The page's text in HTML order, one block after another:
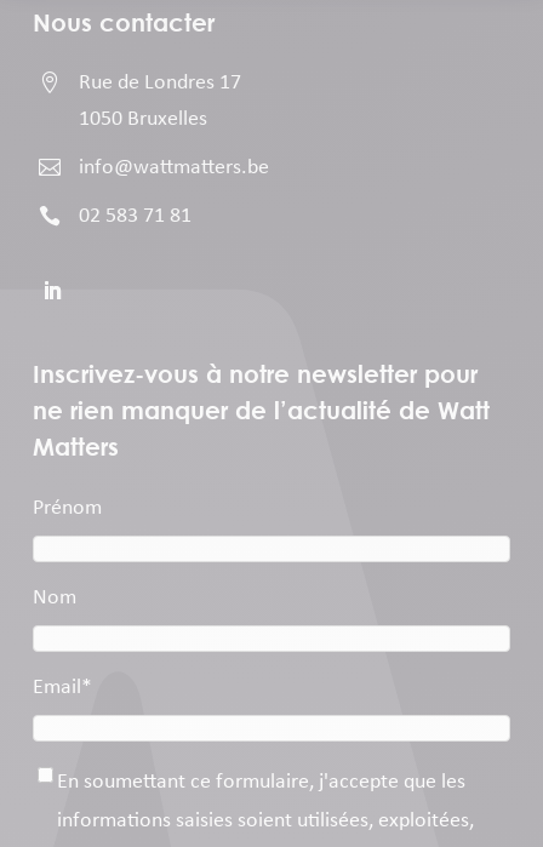
Nous contacter

Rue de Londres 17
1050 Bruxelles
 info@wattmatters.be
 02 583 71 81
Inscrivez-vous à notre newsletter pour
ne rien manquer de l’actualité de Watt
Matters
Prénom
Nom
Email *
Consentement*
En soumettant ce formulaire, j'accepte que les
informations saisies soient utilisées, exploitées,